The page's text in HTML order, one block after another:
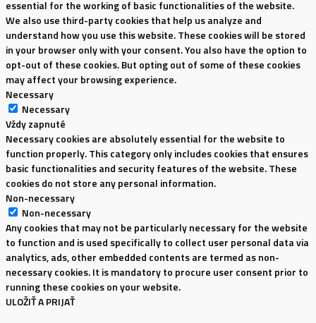
essential for the working of basic functionalities of the website.
We also use third-party cookies that help us analyze and
understand how you use this website. These cookies will be stored
in your browser only with your consent. You also have the option to
opt-out of these cookies. But opting out of some of these cookies
may affect your browsing experience.
Necessary
Necessary
Vždy zapnuté
Necessary cookies are absolutely essential for the website to
function properly. This category only includes cookies that ensures
basic functionalities and security features of the website. These
cookies do not store any personal information.
Non-necessary
Non-necessary
Any cookies that may not be particularly necessary for the website
to function and is used specifically to collect user personal data via
analytics, ads, other embedded contents are termed as non-
necessary cookies. It is mandatory to procure user consent prior to
running these cookies on your website.
ULOŽIŤ A PRIJAŤ